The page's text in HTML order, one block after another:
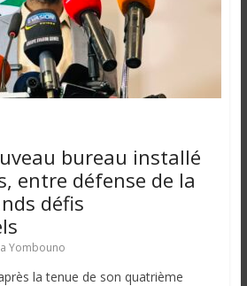
bureau installé
entre défense de la
défis
Yombouno
la tenue de son quatrième